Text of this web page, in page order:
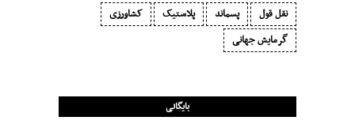
نقل قول
پسماند پلاستیک
کشاورزی
گرمایش جهانی
بایگانی